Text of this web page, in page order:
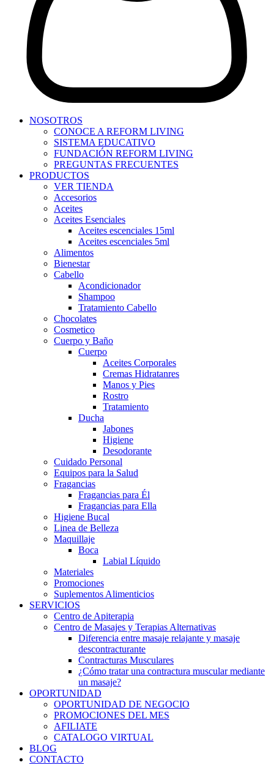
NOSOTROS
CONOCE A REFORM LIVING
SISTEMA EDUCATIVO
FUNDACIÓN REFORM LIVING
PREGUNTAS FRECUENTES
PRODUCTOS
VER TIENDA
Accesorios
Aceites
Aceites Esenciales
Aceites escenciales 15ml
Aceites escenciales 5ml
Alimentos
Bienestar
Cabello
Acondicionador
Shampoo
Tratamiento Cabello
Chocolates
Cosmetico
Cuerpo y Baño
Cuerpo
Aceites Corporales
Cremas Hidratanres
Manos y Pies
Rostro
Tratamiento
Ducha
Jabones
Higiene
Desodorante
Cuidado Personal
Equipos para la Salud
Fragancias
Fragancias para Él
Fragancias para Ella
Higiene Bucal
Linea de Belleza
Maquillaje
Boca
Labial Líquido
Materiales
Promociones
Suplementos Alimenticios
SERVICIOS
Centro de Apiterapia
Centro de Masajes y Terapias Alternativas
Diferencia entre masaje relajante y masaje
descontracturante
Contracturas Musculares
¿Cómo tratar una contractura muscular mediante
un masaje?
OPORTUNIDAD
OPORTUNIDAD DE NEGOCIO
PROMOCIONES DEL MES
AFILIATE
CATALOGO VIRTUAL
BLOG
CONTACTO